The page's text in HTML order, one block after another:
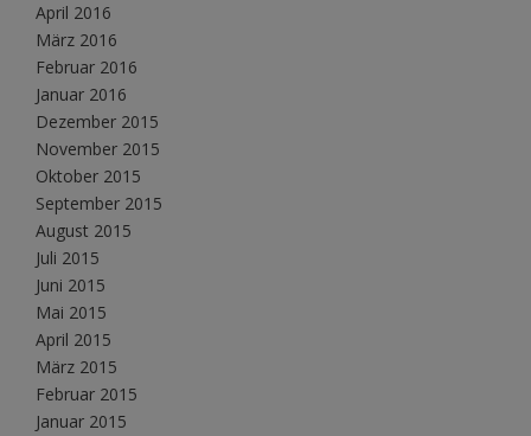
April 2016
März 2016
Februar 2016
Januar 2016
Dezember 2015
November 2015
Oktober 2015
September 2015
August 2015
Juli 2015
Juni 2015
Mai 2015
April 2015
März 2015
Februar 2015
Januar 2015